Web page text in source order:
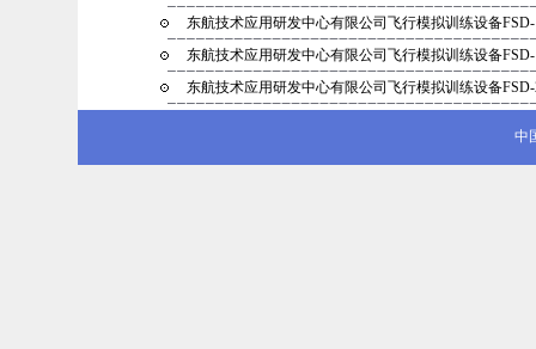
东航技术应用研发中心有限公司飞行模拟训练设备
东航技术应用研发中心有限公司飞行模拟训练设备
东航技术应用研发中心有限公司飞行模拟训练设备
中